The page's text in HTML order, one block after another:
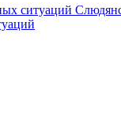
ситуаций